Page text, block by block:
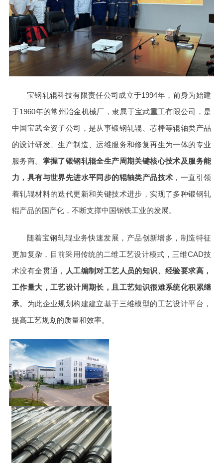
宝钢轧辊科技有限责任公司成立于1994年，前身为始建
于1960年的常州冶金机械厂，隶属于宝武重工有限公司，是
中国宝武全资子公司，是从事锻钢轧辊、芯棒等辊轴类产品
的设计研发、生产制造、运维服务和修复再生为一体的专业
服务商。 掌握了锻钢轧辊全生产周期关键核心技术及服务能
力，具有与世界先进水平同步的辊轴类产品技术 ，一直引领
着轧辊材料的迭代更新和关键技术进步，实现了多种锻钢轧
辊产品的国产化，不断支撑中国钢铁工业的发展。
随着宝钢轧辊业务快速发展，产品创新增多，制造特征
更加复杂，目前采用传统的二维工艺设计模式，三维CAD技
术没有全贯通， 人工编制对工艺人员的知识、经验要求高，
工作量大，工艺设计周期长，且工艺知识很难系统化积累继
承。为此企业规划构建建立基于三维模型的工艺设计平台，
提高工艺规划的质量和效率。